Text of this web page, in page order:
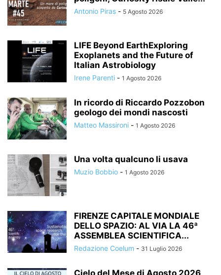
Antonio Piras - 5 Agosto 2026
LIFE Beyond EarthExploring
Exoplanets and the Future of
Italian Astrobiology
Irene Parenti - 1 Agosto 2026
In ricordo di Riccardo Pozzobon
geologo dei mondi nascosti
Matteo Massironi - 1 Agosto 2026
Una volta qualcuno li usava
Muzio Bobbio - 1 Agosto 2026
FIRENZE CAPITALE MONDIALE
DELLO SPAZIO: AL VIA LA 46ª
ASSEMBLEA SCIENTIFICA...
Redazione Coelum - 31 Luglio 2026
Cielo del Mese di Agosto 2026